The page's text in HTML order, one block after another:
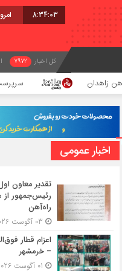
8:34:04 امروز
کل اخبار 7972
سرپرست مدیریت
اخبار عمومی
تقدیر معاون
رئیس‌جمهور از
راه‌آهن
اعزام قطار
– خرمشهر